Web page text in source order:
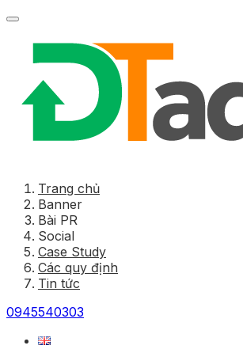
Trang chủ
Banner
Bài PR
Social
Case Study
Các quy định
Tin tức
0945540303